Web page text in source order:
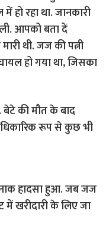
हो रहा था. जानकारी
आपको बता दें
थी. जज की पत्नी
हो गया था, जिसका
की मौत के बाद
रूप से कुछ भी
हादसा हुआ. जब जज
में खरीदारी के लिए जा